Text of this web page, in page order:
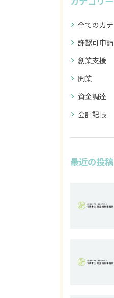
全てのカ
許認可申請
創業支援
開業
資金調達
会計記帳
最近の投稿